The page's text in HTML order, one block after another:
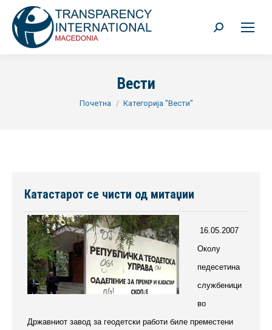
Search:
Вести
You are here:
Почетна Категорија "Вести"
Катастарот се чисти од митаџии
16.05.2007
Околу
педесетина
службеници
во
Државниот завод за геодетски работи биле преместени